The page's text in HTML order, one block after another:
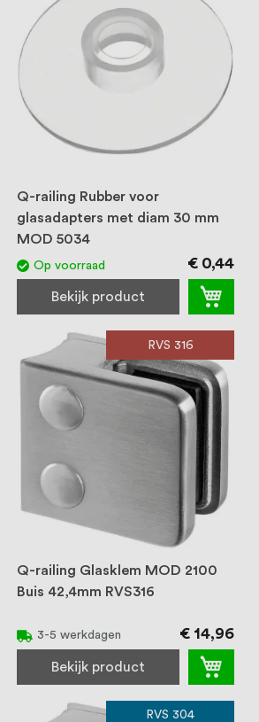
Q-railing Rubber voor
glasadapters met diam 30 mm
MOD 5034
Op voorraad € 0,44
Bekijk product
RVS 316
Q-railing Glasklem MOD 2100
Buis 42,4mm RVS316
3-5 werkdagen € 14,96
Bekijk product
RVS 304